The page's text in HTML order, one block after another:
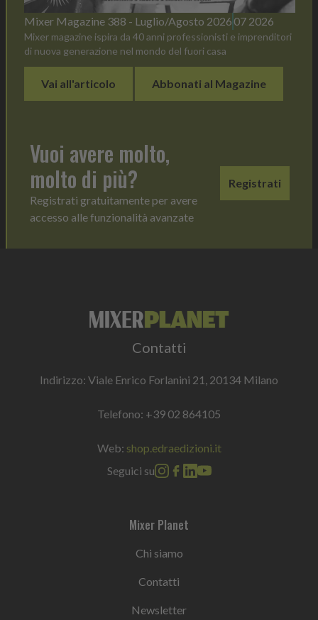
Mixer Magazine 388 - Luglio/Agosto 2026 07 2026
Mixer magazine ispira da 40 anni professionisti e imprenditori
di nuova generazione nel mondo del fuori casa
Vai all'articolo Abbonati al Magazine
Vuoi avere molto,
molto di più?
Registrati gratuitamente per avere
accesso alle funzionalità avanzate
Registrati
Contatti
Indirizzo: Viale Enrico Forlanini 21, 20134 Milano
Telefono: +39 02 864105
Web: shop.edraedizioni.it
Seguici su
Mixer Planet
Chi siamo
Contatti
Newsletter